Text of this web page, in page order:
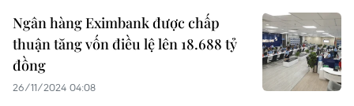
Ngân hàng Eximbank được chấp
thuận tăng vốn điều lệ lên 18.688 tỷ
đồng
26/11/2024 04:08